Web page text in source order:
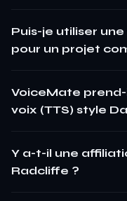
Puis-je utiliser
pour un projet
VoiceMate
voix (TTS) style
Y a-t-il une
Radcliffe ?